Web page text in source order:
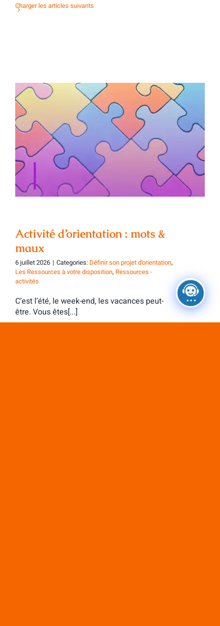
Charger les articles suivants
Activité d’orientation : mots & maux
Activité d’orientation : mots &
maux
6 juillet 2026 | Categories: Définir son projet d'orientation,
Les Ressources à votre disposition, Ressources -
activités
C’est l’été, le week-end, les vacances peut-
être. Vous êtes[...]